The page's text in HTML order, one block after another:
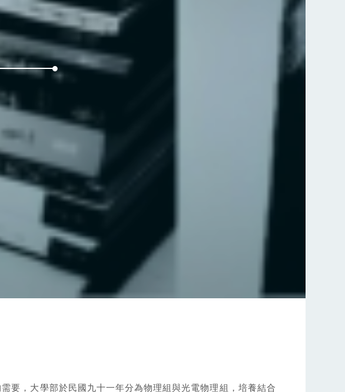
要，大學部於民國九十一年分為物理組與光電物理組，培養結合